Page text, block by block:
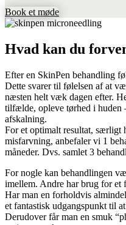
Book et møde
Hvad kan du
Efter en SkinPen behandling
Dette svarer til følelsen af at
næsten helt væk dagen efter.
tilfælde, opleve tørhed i huden
afskalning.
For et optimalt resultat, særligt
misfarvning, anbefaler vi 1
måneder. Dvs. samlet 3
For nogle kan behandlingen
imellem. Andre har brug for et
Har man en forholdvis
et fantastisk udgangspunkt til
Derudover får man en smuk